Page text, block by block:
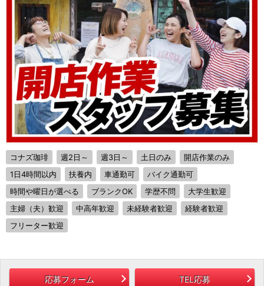
コナズ珈琲 週2日～ 週3日～ 土日のみ
開店作業のみ
1日4時間以内
扶養内 車通勤可
バイク通勤可
時間や曜日が選べる
ブランクOK 学歴不問
大学生歓迎
主婦（夫）歓迎
中高年歓迎 未経験者歓迎
経験者歓迎
フリーター歓迎
応募フォーム TEL応募